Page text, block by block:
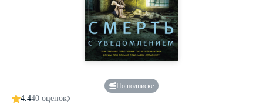
По подписке
4.440 оценок